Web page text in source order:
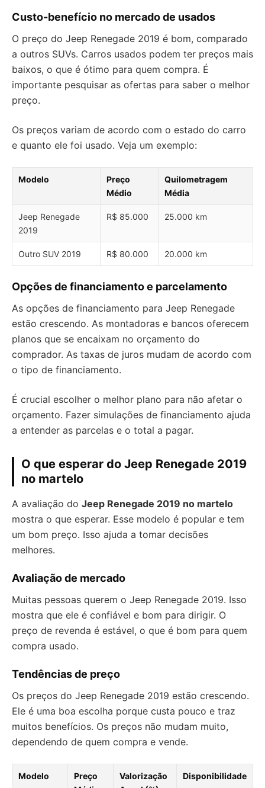
Custo-benefício no mercado de usados
O preço do Jeep Renegade 2019 é bom, comparado
a outros SUVs. Carros usados podem ter preços mais
baixos, o que é ótimo para quem compra. É
importante pesquisar as ofertas para saber o melhor
preço.
Os preços variam de acordo com o estado do carro
e quanto ele foi usado. Veja um exemplo:
Modelo
Preço
Médio
Quilometragem
Média
Jeep Renegade
2019
R$ 85.000 25.000 km
Outro SUV 2019 R$ 80.000 20.000 km
Opções de financiamento e parcelamento
As opções de financiamento para Jeep Renegade
estão crescendo. As montadoras e bancos oferecem
planos que se encaixam no orçamento do
comprador. As taxas de juros mudam de acordo com
o tipo de financiamento.
É crucial escolher o melhor plano para não afetar o
orçamento. Fazer simulações de financiamento ajuda
a entender as parcelas e o total a pagar.
O que esperar do Jeep Renegade 2019
no martelo
A avaliação do Jeep Renegade 2019 no martelo
mostra o que esperar. Esse modelo é popular e tem
um bom preço. Isso ajuda a tomar decisões
melhores.
Avaliação de mercado
Muitas pessoas querem o Jeep Renegade 2019. Isso
mostra que ele é confiável e bom para dirigir. O
preço de revenda é estável, o que é bom para quem
compra usado.
Tendências de preço
Os preços do Jeep Renegade 2019 estão crescendo.
Ele é uma boa escolha porque custa pouco e traz
muitos benefícios. Os preços não mudam muito,
dependendo de quem compra e vende.
Modelo
Preço
Valorização
Disponibilidade